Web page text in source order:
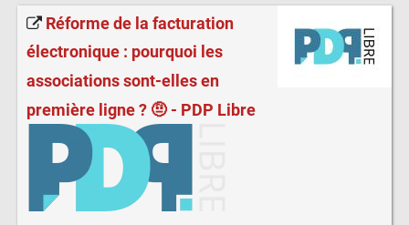
Réforme de la facturation
électronique : pourquoi les
associations sont-elles en
première ligne ? 🤨 - PDP Libre